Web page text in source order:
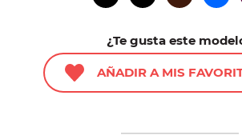
¿Te gusta este
AÑADIR A MIS